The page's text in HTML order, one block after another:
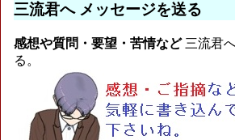
三流君へ メッセージを送る
感想や質問・要望・苦情など三流君
る。